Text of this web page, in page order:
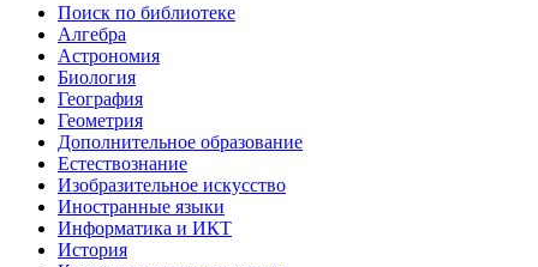
Поиск по библиотеке
Алгебра
Астрономия
Биология
География
Геометрия
Дополнительное образование
Естествознание
Изобразительное искусство
Иностранные языки
Информатика и ИКТ
История